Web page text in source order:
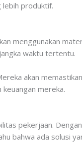
lebih produktif.
menggunakan
waktu tertentu.
akan
mereka.
pekerjaan.
bahwa ada solusi